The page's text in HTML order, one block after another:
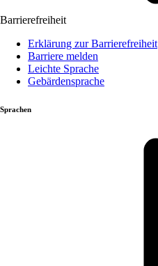
Barrierefreiheit
Erklärung zur Barrierefreiheit
Barriere melden
Leichte Sprache
Gebärdensprache
Sprachen